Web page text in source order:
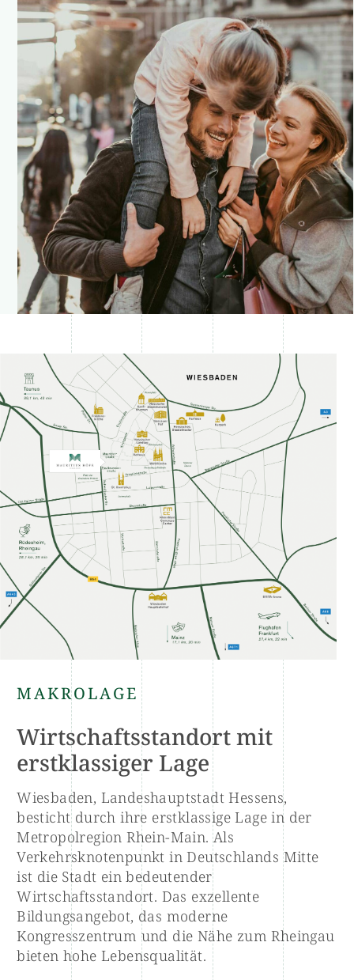
MAKROLAGE
Wirtschafts­standort mit
erstklassiger Lage
Wiesbaden, Landeshauptstadt Hessens,
besticht durch ihre erstklassige Lage in der
Metropolregion Rhein-Main. Als
Verkehrsknotenpunkt in Deutschlands Mitte
ist die Stadt ein bedeutender
Wirtschaftsstandort. Das exzellente
Bildungsangebot, das moderne
Kongresszentrum und die Nähe zum Rheingau
bieten hohe Lebensqualität.